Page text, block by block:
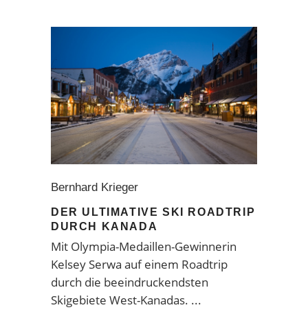
Bernhard Krieger
DER ULTIMATIVE SKI ROADTRIP
DURCH KANADA
Mit Olympia-Medaillen-Gewinnerin
Kelsey Serwa auf einem Roadtrip
durch die beeindruckendsten
Skigebiete West-Kanadas.